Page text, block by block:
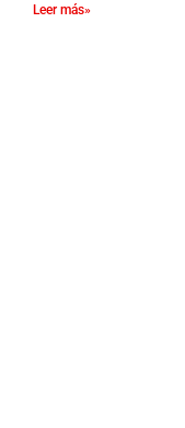
Leer más»